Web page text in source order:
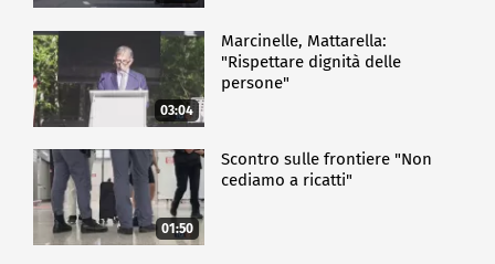
03:04
Marcinelle, Mattarella:
"Rispettare dignità delle
persone"
01:50
Scontro sulle frontiere "Non
cediamo a ricatti"